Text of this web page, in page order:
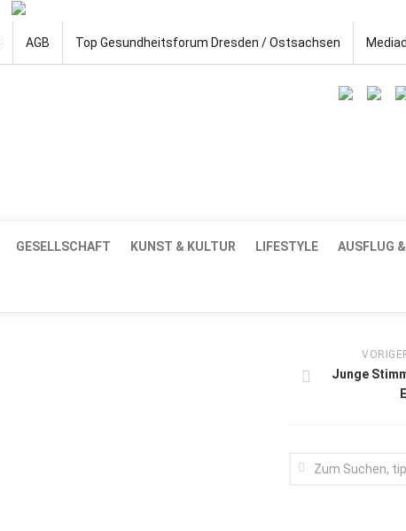
AGB Top Gesundheitsforum Dresden / Ostsachsen
GESELLSCHAFT KUNST & KULTUR LIFESTYLE AUSFLUG
Junge